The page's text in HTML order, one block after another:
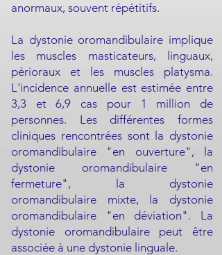
anormaux, souvent répétitifs.
La dystonie oromandibulaire implique
les muscles masticateurs, linguaux,
périoraux et les muscles platysma.
L'incidence annuelle est estimée entre
3,3 et 6,9 cas pour 1 million de
personnes. Les différentes formes
cliniques rencontrées sont la dystonie
oromandibulaire "en ouverture", la
dystonie oromandibulaire "en
fermeture", la dystonie
oromandibulaire mixte, la dystonie
oromandibulaire "en déviation". La
dystonie oromandibulaire peut être
associée à une dystonie linguale.